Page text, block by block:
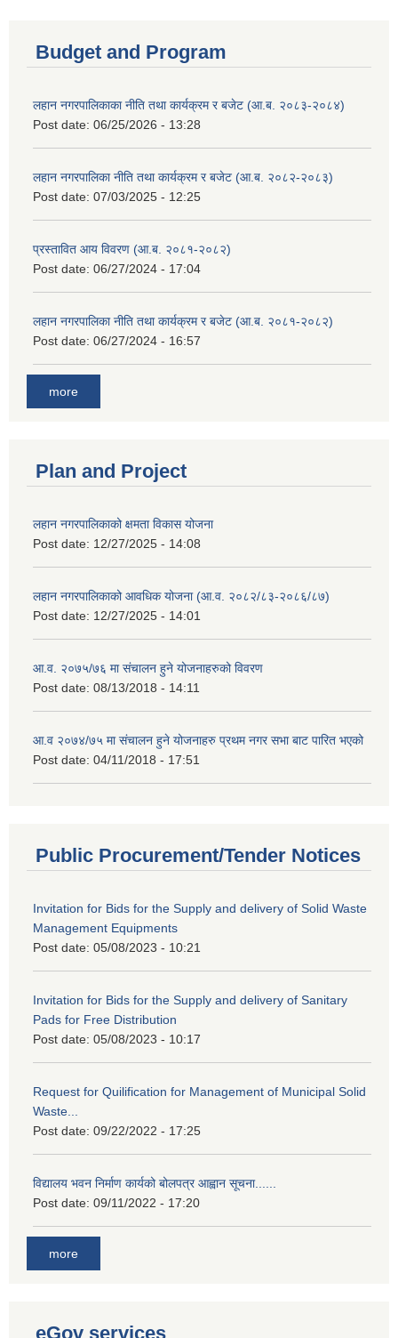
Budget and Program
लहान नगरपालिकाका नीति तथा कार्यक्रम र बजेट (आ.ब. २०८३-२०८४)
Post date: 06/25/2026 - 13:28
लहान नगरपालिका नीति तथा कार्यक्रम र बजेट (आ.ब. २०८२-२०८३)
Post date: 07/03/2025 - 12:25
प्रस्तावित आय विवरण (आ.ब. २०८१-२०८२)
Post date: 06/27/2024 - 17:04
लहान नगरपालिका नीति तथा कार्यक्रम र बजेट (आ.ब. २०८१-२०८२)
Post date: 06/27/2024 - 16:57
more
Plan and Project
लहान नगरपालिकाको क्षमता विकास योजना
Post date: 12/27/2025 - 14:08
लहान नगरपालिकाको आवधिक योजना (आ.व. २०८२/८३-२०८६/८७)
Post date: 12/27/2025 - 14:01
आ.व. २०७५/७६ मा संचालन हुने योजनाहरुको विवरण
Post date: 08/13/2018 - 14:11
आ.व २०७४/७५ मा संचालन हुने योजनाहरु प्रथम नगर सभा बाट पारित भएको
Post date: 04/11/2018 - 17:51
Public Procurement/Tender Notices
Invitation for Bids for the Supply and delivery of Solid Waste
Management Equipments
Post date: 05/08/2023 - 10:21
Invitation for Bids for the Supply and delivery of Sanitary
Pads for Free Distribution
Post date: 05/08/2023 - 10:17
Request for Quilification for Management of Municipal Solid
Waste...
Post date: 09/22/2022 - 17:25
विद्यालय भवन निर्माण कार्यको बोलपत्र आह्वान सूचना......
Post date: 09/11/2022 - 17:20
more
eGov services